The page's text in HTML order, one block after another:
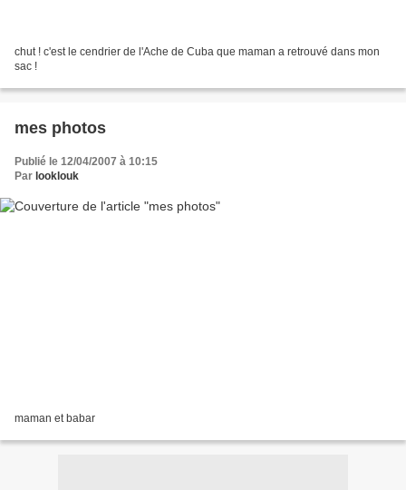
chut ! c'est le cendrier de l'Ache de Cuba que maman a retrouvé dans mon
sac !
mes photos
Publié le 12/04/2007 à 10:15
Par looklouk
maman et babar